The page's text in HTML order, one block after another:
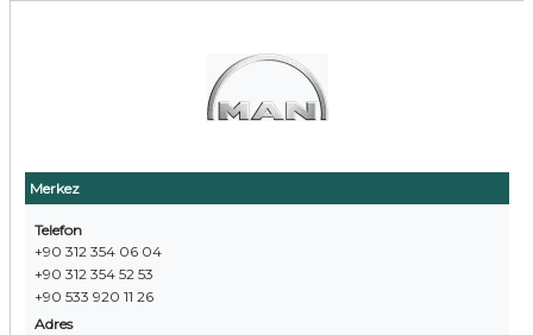
Merkez
Telefon
+90 312 354 06 04
+90 312 354 52 53
+90 533 920 11 26
Adres